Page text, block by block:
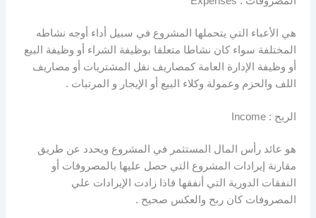
هي الأعباء التي يتحملها المشروع في سبيل أداء أوجه نشاطه
المختلفة سواء كان نشاطا متعلقا بوظيفة الشراء أو وظيفة البيع
أو وظيفة الإدارة العامة كمصاريف نفل المشتريات أو مصاريف
اللف والحزم وعمولة وكلاء البيع أو الإيجار و المرتبات .
الربح : Income
هو عائد رأس المال المستثمر في المشروع ويحدد عن طريق
مقارنة إيرادات المشروع التي حصل عليها بالمصروفات أو
النفقات الدورية التي أنفقها فاذا زادت الإيرادات علي
المصروفات كان ربح والعكس صحيح .